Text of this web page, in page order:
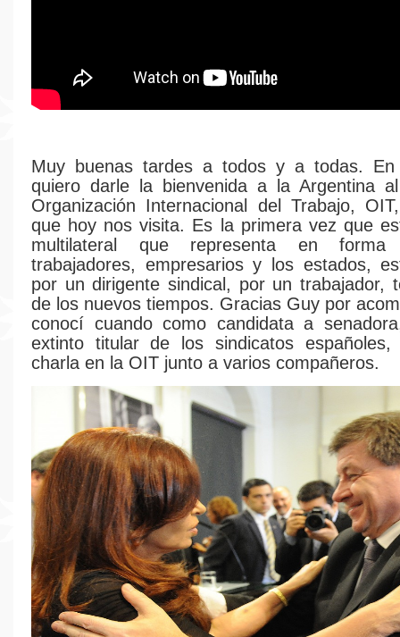
Muy buenas tardes a todos y a todas. En
quiero darle la bienvenida a la Argentina
Organización Internacional del Trabajo,
que hoy nos visita. Es la primera vez que
multilateral que representa en
trabajadores, empresarios y los estados,
por un dirigente sindical, por un trabajador,
de los nuevos tiempos. Gracias Guy por
conocí cuando como candidata a
extinto titular de los sindicatos españoles,
charla en la OIT junto a varios compañeros.